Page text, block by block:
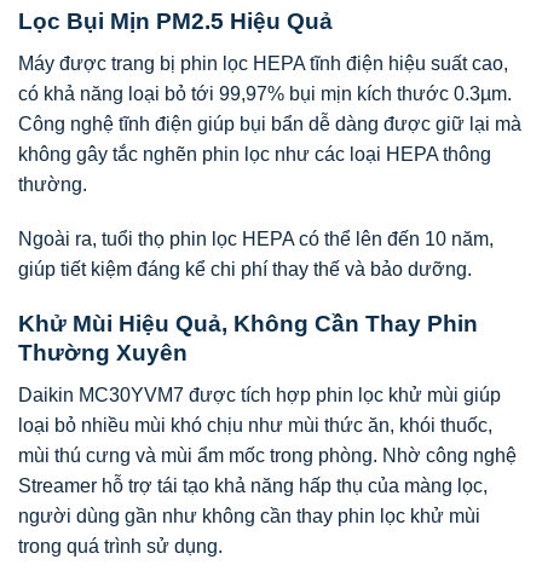
Lọc Bụi Mịn PM2.5 Hiệu Quả
Máy được trang bị phin lọc HEPA tĩnh điện hiệu suất cao,
có khả năng loại bỏ tới 99,97% bụi mịn kích thước 0.3µm.
Công nghệ tĩnh điện giúp bụi bẩn dễ dàng được giữ lại mà
không gây tắc nghẽn phin lọc như các loại HEPA thông
thường.
Ngoài ra, tuổi thọ phin lọc HEPA có thể lên đến 10 năm,
giúp tiết kiệm đáng kể chi phí thay thế và bảo dưỡng.
Khử Mùi Hiệu Quả, Không Cần Thay Phin
Thường Xuyên
Daikin MC30YVM7 được tích hợp phin lọc khử mùi giúp
loại bỏ nhiều mùi khó chịu như mùi thức ăn, khói thuốc,
mùi thú cưng và mùi ẩm mốc trong phòng. Nhờ công nghệ
Streamer hỗ trợ tái tạo khả năng hấp thụ của màng lọc,
người dùng gần như không cần thay phin lọc khử mùi
trong quá trình sử dụng.